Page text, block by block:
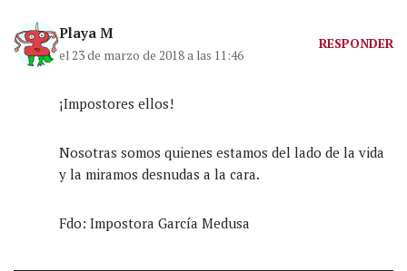
Playa M
el 23 de marzo de 2018 a las 11:46
RESPONDER
¡Impostores ellos!
Nosotras somos quienes estamos del lado de la vida
y la miramos desnudas a la cara.
Fdo: Impostora García Medusa